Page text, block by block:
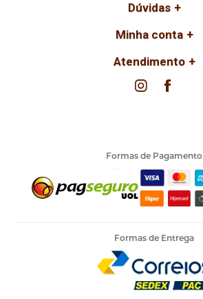
Dúvidas
Minha conta
Atendimento
Formas de Pagamento
Formas de Entrega